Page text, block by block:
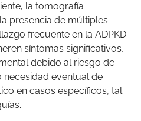
la tomografía
presencia de múltiples
frecuente en la ADPKD
síntomas significativos,
debido al riesgo de
eventual de
en casos específicos, tal